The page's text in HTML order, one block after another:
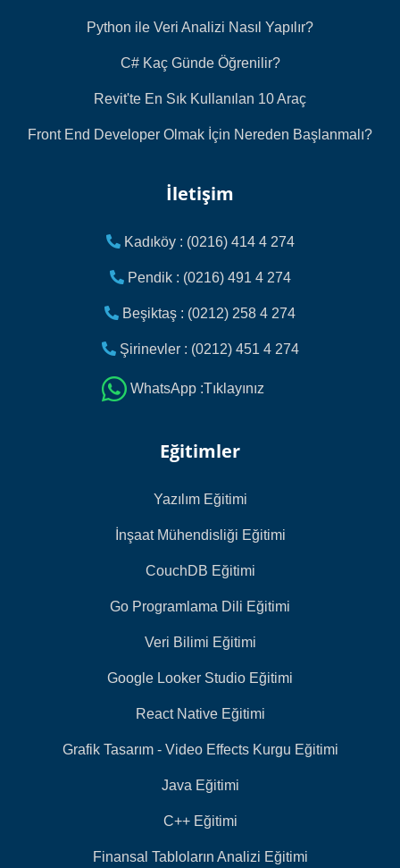
Python ile Veri Analizi Nasıl Yapılır?
C# Kaç Günde Öğrenilir?
Revit'te En Sık Kullanılan 10 Araç
Front End Developer Olmak İçin Nereden Başlanmalı?
İletişim
Kadıköy : (0216) 414 4 274
Pendik : (0216) 491 4 274
Beşiktaş : (0212) 258 4 274
Şirinevler : (0212) 451 4 274
WhatsApp :Tıklayınız
Eğitimler
Yazılım Eğitimi
İnşaat Mühendisliği Eğitimi
CouchDB Eğitimi
Go Programlama Dili Eğitimi
Veri Bilimi Eğitimi
Google Looker Studio Eğitimi
React Native Eğitimi
Grafik Tasarım - Video Effects Kurgu Eğitimi
Java Eğitimi
C++ Eğitimi
Finansal Tabloların Analizi Eğitimi